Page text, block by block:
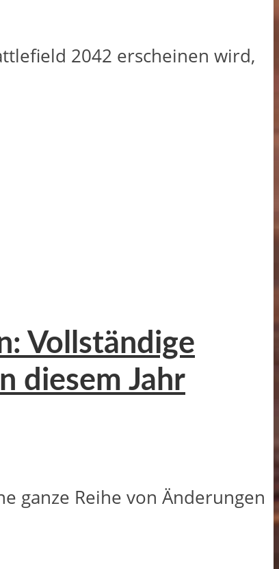
2042 erscheinen wird,
Vollständige
diesem Jahr
ganze Reihe von Änderungen